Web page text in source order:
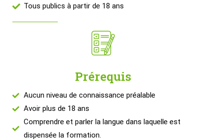
Tous publics à partir de 18 ans
Prérequis
Aucun niveau de connaissance préalable
Avoir plus de 18 ans
Comprendre et parler la langue dans laquelle est
dispensée la formation.